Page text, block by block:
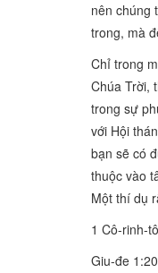
nên chúng
trong, mà
Chỉ trong
Chúa Trời,
trong sự
với Hội
bạn sẽ có
thuộc vào
Một thí dụ
1 Cô-rinh-
Giu-đe